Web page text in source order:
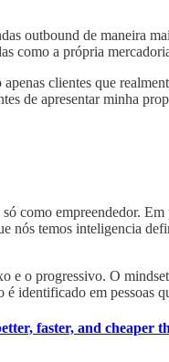
outbound de maneira
como a própria
clientes que
de apresentar minha
como empreendedor.
nós temos inteligencia
o progressivo. O
identificado em
faster, and cheaper